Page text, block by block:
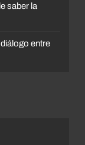
saber la
entre